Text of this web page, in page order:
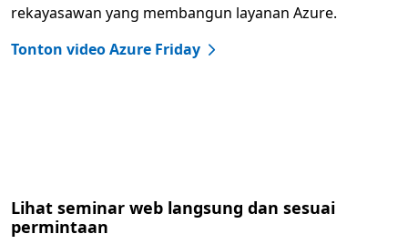
rekayasawan yang membangun layanan Azure.
Tonton video Azure Friday
Lihat seminar web langsung dan sesuai
permintaan